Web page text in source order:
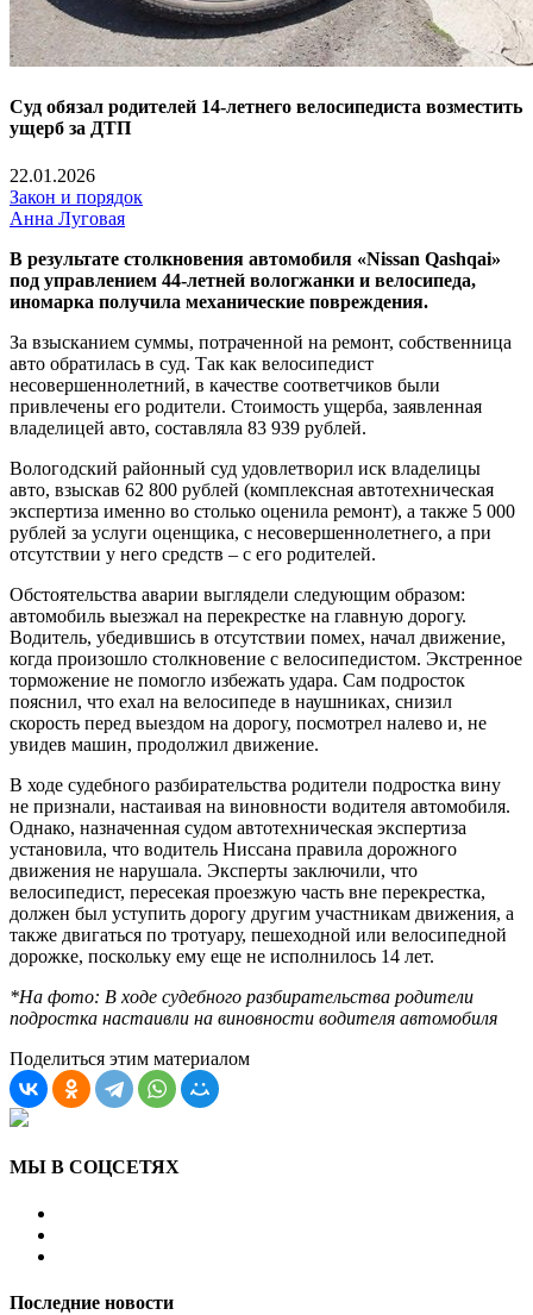
Суд обязал родителей 14-летнего велосипедиста возместить
ущерб за ДТП
22.01.2026
Закон и порядок
Анна Луговая
В результате столкновения автомобиля «Nissan Qashqai»
под управлением 44-летней вологжанки и велосипеда,
иномарка получила механические повреждения.
За взысканием суммы, потраченной на ремонт, собственница
авто обратилась в суд. Так как велосипедист
несовершеннолетний, в качестве соответчиков были
привлечены его родители. Стоимость ущерба, заявленная
владелицей авто, составляла 83 939 рублей.
Вологодский районный суд удовлетворил иск владелицы
авто, взыскав 62 800 рублей (комплексная автотехническая
экспертиза именно во столько оценила ремонт), а также 5 000
рублей за услуги оценщика, с несовершеннолетнего, а при
отсутствии у него средств – с его родителей.
Обстоятельства аварии выглядели следующим образом:
автомобиль выезжал на перекрестке на главную дорогу.
Водитель, убедившись в отсутствии помех, начал движение,
когда произошло столкновение с велосипедистом. Экстренное
торможение не помогло избежать удара. Сам подросток
пояснил, что ехал на велосипеде в наушниках, снизил
скорость перед выездом на дорогу, посмотрел налево и, не
увидев машин, продолжил движение.
В ходе судебного разбирательства родители подростка вину
не признали, настаивая на виновности водителя автомобиля.
Однако, назначенная судом автотехническая экспертиза
установила, что водитель Ниссана правила дорожного
движения не нарушала. Эксперты заключили, что
велосипедист, пересекая проезжую часть вне перекрестка,
должен был уступить дорогу другим участникам движения, а
также двигаться по тротуару, пешеходной или велосипедной
дорожке, поскольку ему еще не исполнилось 14 лет.
*На фото: В ходе судебного разбирательства родители
подростка настаивли на виновности водителя автомобиля
Поделиться этим материалом
МЫ В СОЦСЕТЯХ
Последние новости